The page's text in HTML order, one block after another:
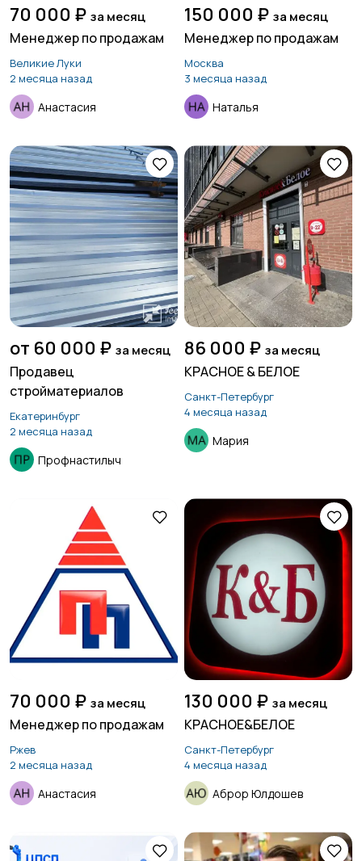
70 000 ₽ за месяц
Менеджер по продажам
Великие Луки
2 месяца назад
Анастасия
150 000 ₽ за месяц
Менеджер по продажам
Москва
3 месяца назад
Наталья
от 60 000 ₽ за месяц
Продавец
стройматериалов
Екатеринбург
2 месяца назад
Профнастилыч
86 000 ₽ за месяц
КРАСНОЕ & БЕЛОЕ
Санкт-Петербург
4 месяца назад
Мария
70 000 ₽ за месяц
Менеджер по продажам
Ржев
2 месяца назад
Анастасия
130 000 ₽ за месяц
КРАСНОЕ&БЕЛОЕ
Санкт-Петербург
4 месяца назад
Аброр Юлдошев